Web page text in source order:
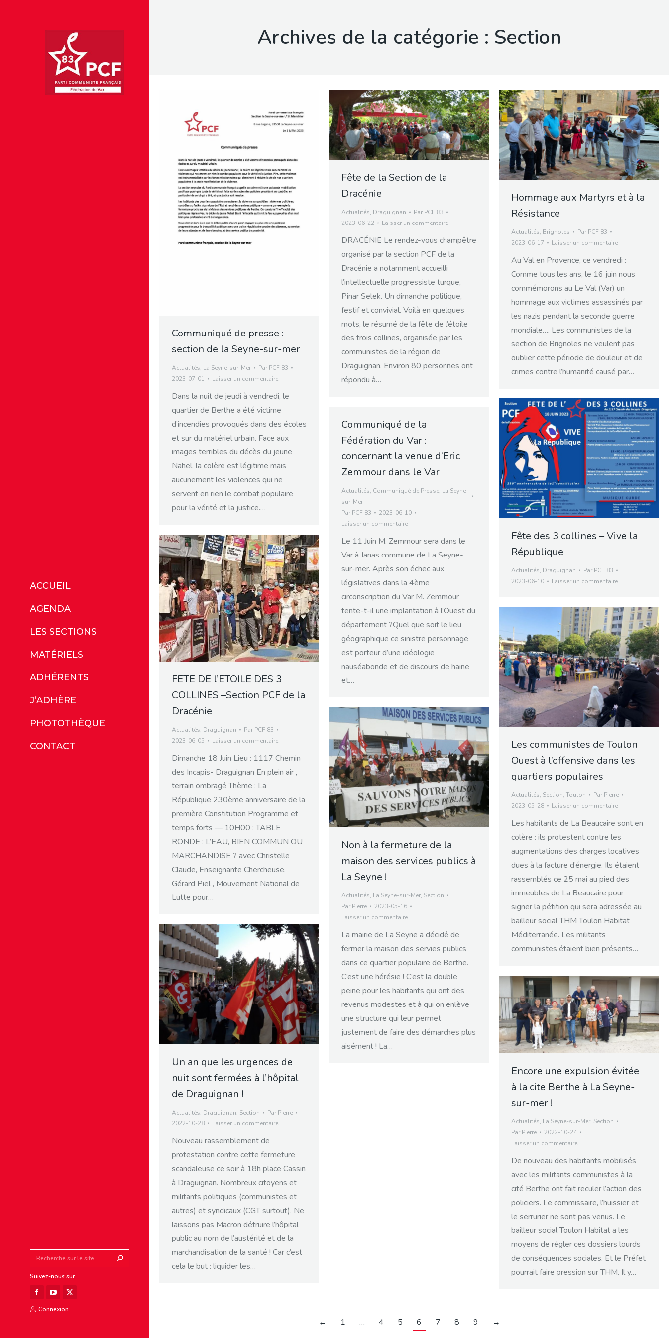
ACCUEIL
AGENDA
LES SECTIONS
MATÉRIELS
ADHÉRENTS
J’ADHÈRE
PHOTOTHÈQUE
CONTACT
Search:
Suivez-nous sur
Facebook
page
YouTube
page
X
Connexion
Archives de la catégorie : Section
Communiqué de presse :
section de la Seyne-sur-mer
Actualités, La Seyne-sur-Mer Par PCF 83
2023-07-01
Laisser un commentaire
Dans la nuit de jeudi à vendredi, le
quartier de Berthe a été victime
d’incendies provoqués dans des écoles
et sur du matériel urbain. Face aux
images terribles du décès du jeune
Nahel, la colère est légitime mais
aucunement les violences qui ne
servent en rien le combat populaire
pour la vérité et la justice.…
Fête de la Section de la
Dracénie
Actualités, Draguignan Par PCF 83
2023-06-22
Laisser un commentaire
DRACÉNIE Le rendez-vous champêtre
organisé par la section PCF de la
Dracénie a notamment accueilli
l’intellectuelle progressiste turque,
Pinar Selek. Un dimanche politique,
festif et convivial. Voilà en quelques
mots, le résumé de la fête de l’étoile
des trois collines, organisée par les
communistes de la région de
Draguignan. Environ 80 personnes ont
répondu à…
Hommage aux Martyrs et à la
Résistance
Actualités, Brignoles Par PCF 83
2023-06-17
Laisser un commentaire
Au Val en Provence, ce vendredi :
Comme tous les ans, le 16 juin nous
commémorons au Le Val (Var) un
hommage aux victimes assassinés par
les nazis pendant la seconde guerre
mondiale…. Les communistes de la
section de Brignoles ne veulent pas
oublier cette période de douleur et de
crimes contre l’humanité causé par…
Fête des 3 collines – Vive la
République
Actualités, Draguignan Par PCF 83
2023-06-10
Laisser un commentaire
Communiqué de la
Fédération du Var :
concernant la venue d’Eric
Zemmour dans le Var
Actualités, Communiqué de Presse, La Seyne-
sur-Mer
Par PCF 83
2023-06-10
Laisser un commentaire
Le 11 Juin M. Zemmour sera dans le
Var à Janas commune de La Seyne-
sur-mer. Après son échec aux
législatives dans la 4ème
circonscription du Var M. Zemmour
tente-t-il une implantation à l’Ouest du
département ?Quel que soit le lieu
géographique ce sinistre personnage
est porteur d’une idéologie
nauséabonde et de discours de haine
et…
FETE DE l’ETOILE DES 3
COLLINES –Section PCF de la
Dracénie
Actualités, Draguignan Par PCF 83
2023-06-05
Laisser un commentaire
Dimanche 18 Juin Lieu : 1117 Chemin
des Incapis- Draguignan En plein air ,
terrain ombragé Thème : La
République 230ème anniversaire de la
première Constitution Programme et
temps forts — 10H00 : TABLE
RONDE : L’EAU, BIEN COMMUN OU
MARCHANDISE ? avec Christelle
Claude, Enseignante Chercheuse,
Gérard Piel , Mouvement National de
Lutte pour…
Les communistes de Toulon
Ouest à l’offensive dans les
quartiers populaires
Actualités, Section, Toulon Par Pierre
2023-05-28
Laisser un commentaire
Les habitants de La Beaucaire sont en
colère : ils protestent contre les
augmentations des charges locatives
dues à la facture d’énergie. Ils étaient
rassemblés ce 25 mai au pied des
immeubles de La Beaucaire pour
signer la pétition qui sera adressée au
bailleur social THM Toulon Habitat
Méditerranée. Les militants
communistes étaient bien présents…
Non à la fermeture de la
maison des services publics à
La Seyne !
Actualités, La Seyne-sur-Mer, Section
Par Pierre
2023-05-16
Laisser un commentaire
La mairie de La Seyne a décidé de
fermer la maison des servies publics
dans ce quartier populaire de Berthe.
C’est une hérésie ! C’est la double
peine pour les habitants qui ont des
revenus modestes et à qui on enlève
une structure qui leur permet
justement de faire des démarches plus
aisément ! La…
Un an que les urgences de
nuit sont fermées à l’hôpital
de Draguignan !
Actualités, Draguignan, Section Par Pierre
2022-10-28
Laisser un commentaire
Nouveau rassemblement de
protestation contre cette fermeture
scandaleuse ce soir à 18h place Cassin
à Draguignan. Nombreux citoyens et
militants politiques (communistes et
autres) et syndicaux (CGT surtout). Ne
laissons pas Macron détruire l’hôpital
public au nom de l’austérité et de la
marchandisation de la santé ! Car c’est
cela le but : liquider les…
Encore une expulsion évitée
à la cite Berthe à La Seyne-
sur-mer !
Actualités, La Seyne-sur-Mer, Section
Par Pierre
2022-10-24
Laisser un commentaire
De nouveau des habitants mobilisés
avec les militants communistes à la
cité Berthe ont fait reculer l’action des
policiers. Le commissaire, l’huissier et
le serrurier ne sont pas venus. Le
bailleur social Toulon Habitat a les
moyens de régler ces dossiers lourds
de conséquences sociales. Et le Préfet
pourrait faire pression sur THM. Il y…
← 1 … 4 5 6 7 8 9 →